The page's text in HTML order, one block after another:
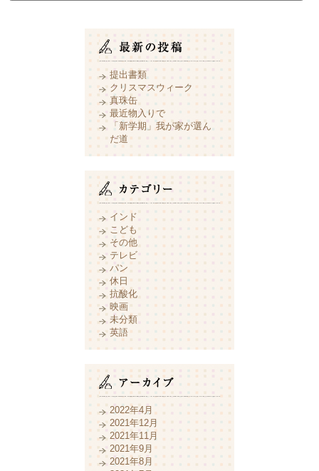
提出書類
クリスマスウィーク
真珠缶
最近物入りで
「新学期」我が家が選ん
だ道
インド
こども
その他
テレビ
パン
休日
抗酸化
映画
未分類
英語
2022年4月
2021年12月
2021年11月
2021年9月
2021年8月